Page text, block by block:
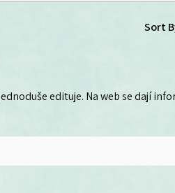
Sort
edituje. Na web se dají